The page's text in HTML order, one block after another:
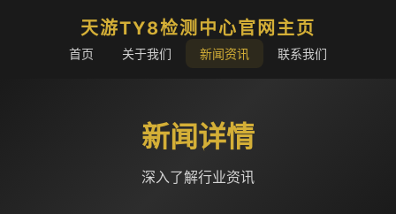
天游TY8检测中心官网主页
首页 关于我们 新闻资讯 联系我们
新闻详情
深入了解行业资讯